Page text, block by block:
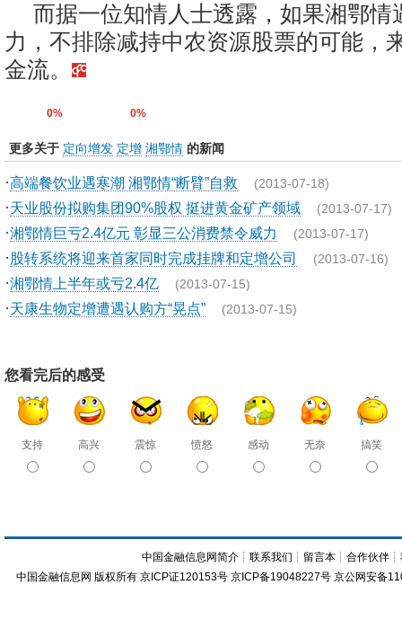
而据一位知情人士透露，如果湘鄂情
力，不排除减持中农资源股票的可能，
金流。
0% 0%
更多关于 定向增发 定增 湘鄂情 的新闻
·高端餐饮业遇寒潮 湘鄂情“断臂”自救 (2013-07-18)
·天业股份拟购集团90%股权 挺进黄金矿产领域 (2013-07-17)
·湘鄂情巨亏2.4亿元 彰显三公消费禁令威力 (2013-07-17)
· 股转系统将迎来首家同时完成挂牌和定增公司 (2013-07-16)
·湘鄂情上半年或亏2.4亿 (2013-07-15)
·天康生物定增遭遇认购方“晃点” (2013-07-15)
您看完后的感受
支持 高兴 震惊 愤怒 感动 无奈 搞笑
中国金融信息网简介 ┊联系我们 ┊ 留言本 ┊合作伙伴 ┊
中国金融信息网 版权所有 京ICP证120153号 京ICP备19048227号 京公网安备